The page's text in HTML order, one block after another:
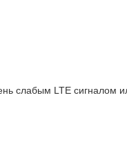
слабым LTE сигналом